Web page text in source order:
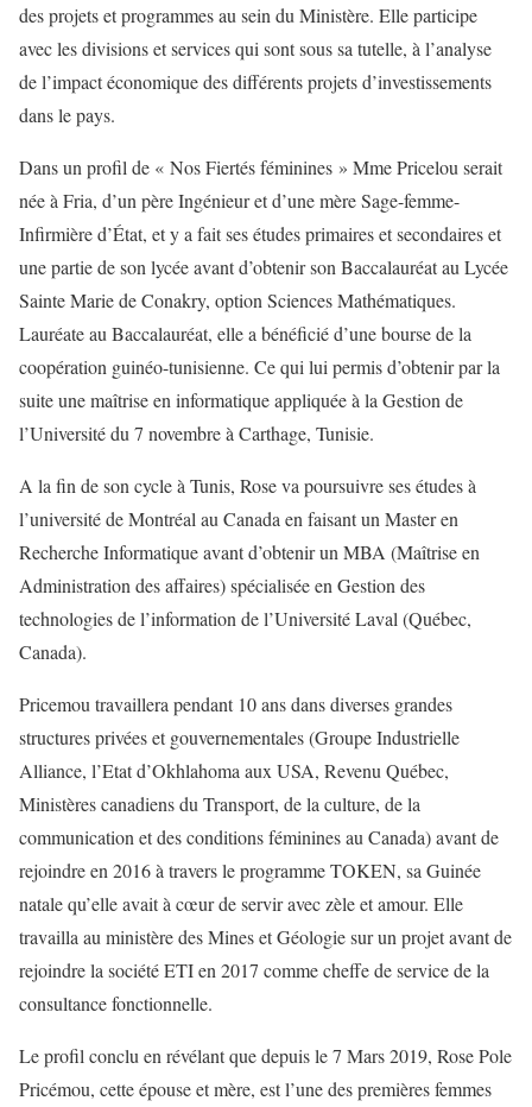
des projets et programmes au sein du Ministère. Elle participe
avec les divisions et services qui sont sous sa tutelle, à l’analyse
de l’impact économique des différents projets d’investissements
dans le pays.
Dans un profil de « Nos Fiertés féminines » Mme Pricelou serait
née à Fria, d’un père Ingénieur et d’une mère Sage-femme-
Infirmière d’État, et y a fait ses études primaires et secondaires et
une partie de son lycée avant d’obtenir son Baccalauréat au Lycée
Sainte Marie de Conakry, option Sciences Mathématiques.
Lauréate au Baccalauréat, elle a bénéficié d’une bourse de la
coopération guinéo-tunisienne. Ce qui lui permis d’obtenir par la
suite une maîtrise en informatique appliquée à la Gestion de
l’Université du 7 novembre à Carthage, Tunisie.
A la fin de son cycle à Tunis, Rose va poursuivre ses études à
l’université de Montréal au Canada en faisant un Master en
Recherche Informatique avant d’obtenir un MBA (Maîtrise en
Administration des affaires) spécialisée en Gestion des
technologies de l’information de l’Université Laval (Québec,
Canada).
Pricemou travaillera pendant 10 ans dans diverses grandes
structures privées et gouvernementales (Groupe Industrielle
Alliance, l’Etat d’Okhlahoma aux USA, Revenu Québec,
Ministères canadiens du Transport, de la culture, de la
communication et des conditions féminines au Canada) avant de
rejoindre en 2016 à travers le programme TOKEN, sa Guinée
natale qu’elle avait à cœur de servir avec zèle et amour. Elle
travailla au ministère des Mines et Géologie sur un projet avant de
rejoindre la société ETI en 2017 comme cheffe de service de la
consultance fonctionnelle.
Le profil conclu en révélant que depuis le 7 Mars 2019, Rose Pole
Pricémou, cette épouse et mère, est l’une des premières femmes